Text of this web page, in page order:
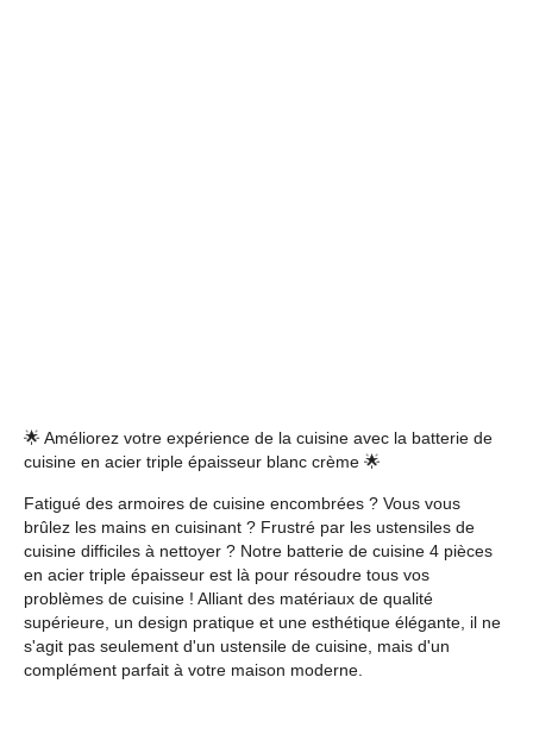
🌟 Améliorez votre expérience de la cuisine avec la batterie de
cuisine en acier triple épaisseur blanc crème 🌟
Fatigué des armoires de cuisine encombrées ? Vous vous
brûlez les mains en cuisinant ? Frustré par les ustensiles de
cuisine difficiles à nettoyer ? Notre batterie de cuisine 4 pièces
en acier triple épaisseur est là pour résoudre tous vos
problèmes de cuisine ! Alliant des matériaux de qualité
supérieure, un design pratique et une esthétique élégante, il ne
s'agit pas seulement d'un ustensile de cuisine, mais d'un
complément parfait à votre maison moderne.